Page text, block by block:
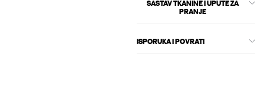
SASTAV TKANINE I UPUTE ZA
PRANJE
ISPORUKA I POVRATI